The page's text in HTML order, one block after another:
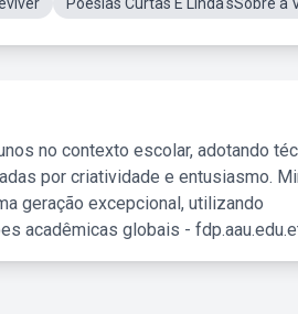
no contexto escolar, adotando
por criatividade e entusiasmo.
geração excepcional, utilizando
acadêmicas globais -